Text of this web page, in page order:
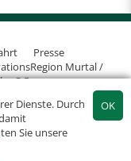
Dienste. Durch
Sie unsere
Presse
Murtal /
OG